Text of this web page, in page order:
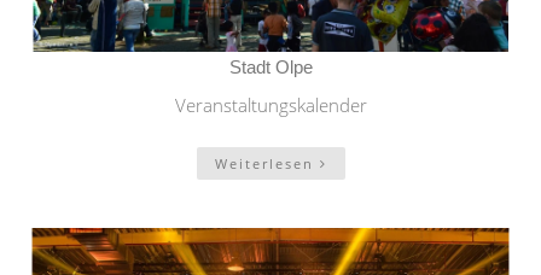
Stadt Olpe
Veranstaltungskalender
Weiterlesen